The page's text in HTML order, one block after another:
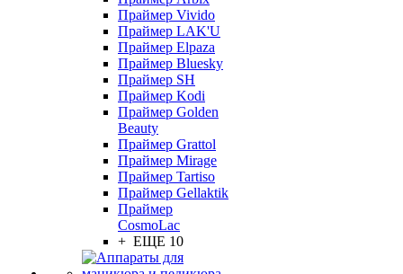
Праймер Vivido
Праймер LAK'U
Праймер Elpaza
Праймер Bluesky
Праймер SH
Праймер Kodi
Праймер Golden
Beauty
Праймер Grattol
Праймер Mirage
Праймер Tartiso
Праймер Gellaktik
Праймер
CosmoLac
+ ЕЩЕ 10